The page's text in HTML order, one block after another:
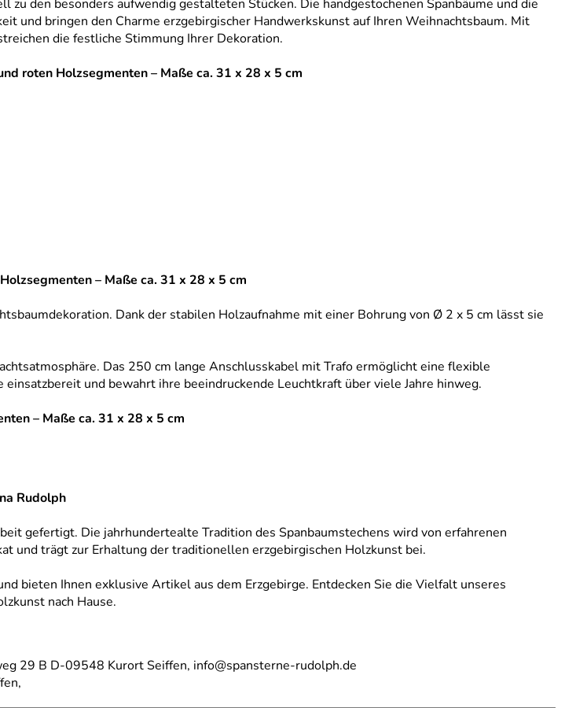
zu den besonders aufwendig gestalteten Stücken. Die handgestochenen Spanbäume und die
und bringen den Charme erzgebirgischer Handwerkskunst auf Ihren Weihnachtsbaum. Mit
die festliche Stimmung Ihrer Dekoration.
roten Holzsegmenten – Maße ca. 31 x 28 x 5 cm
– Maße ca. 31 x 28 x 5 cm
Dank der stabilen Holzaufnahme mit einer Bohrung von Ø 2 x 5 cm lässt sie
Das 250 cm lange Anschlusskabel mit Trafo ermöglicht eine flexible
und bewahrt ihre beeindruckende Leuchtkraft über viele Jahre hinweg.
– Maße ca. 31 x 28 x 5 cm
Rudolph
gefertigt. Die jahrhundertealte Tradition des Spanbaumstechens wird von erfahrenen
und trägt zur Erhaltung der traditionellen erzgebirgischen Holzkunst bei.
bieten Ihnen exklusive Artikel aus dem Erzgebirge. Entdecken Sie die Vielfalt unseres
nach Hause.
29 B D-09548 Kurort Seiffen, info@spansterne-rudolph.de